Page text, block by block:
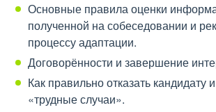
Основные правила оценки
полученной на собеседовании и
процессу адаптации.
Договорённости и завершение
Как правильно отказать кандидату
«трудные случаи».